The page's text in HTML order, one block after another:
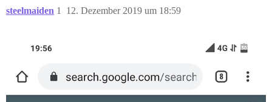
steelmaiden 12. Dezember 2019 um 18:59
1